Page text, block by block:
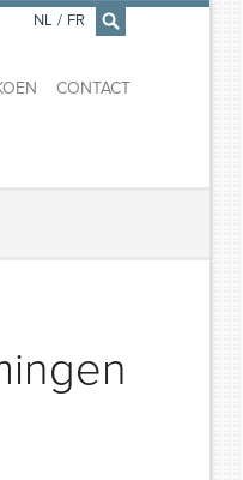
×
CONTACT
NL / FR